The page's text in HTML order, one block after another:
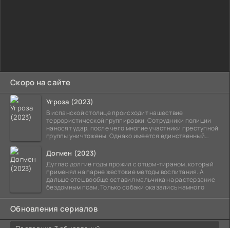
Скоро на сайте
Угроза (2023)
В испанской столице происходит нашествие
террористической группировки. Сотрудники полиции
наносят удар, после чего многие участники преступной
группы уничтожены. Однако имеется единственный
Догмен (2023)
Дуглас долгие годы прожил с отцом-тираном, который
применял на парне жестокие методы воспитания. А
дальше отец вообще оставил мальчика на растерзание
бездомным псам. Только собаки оказались намного
Обновления сериалов